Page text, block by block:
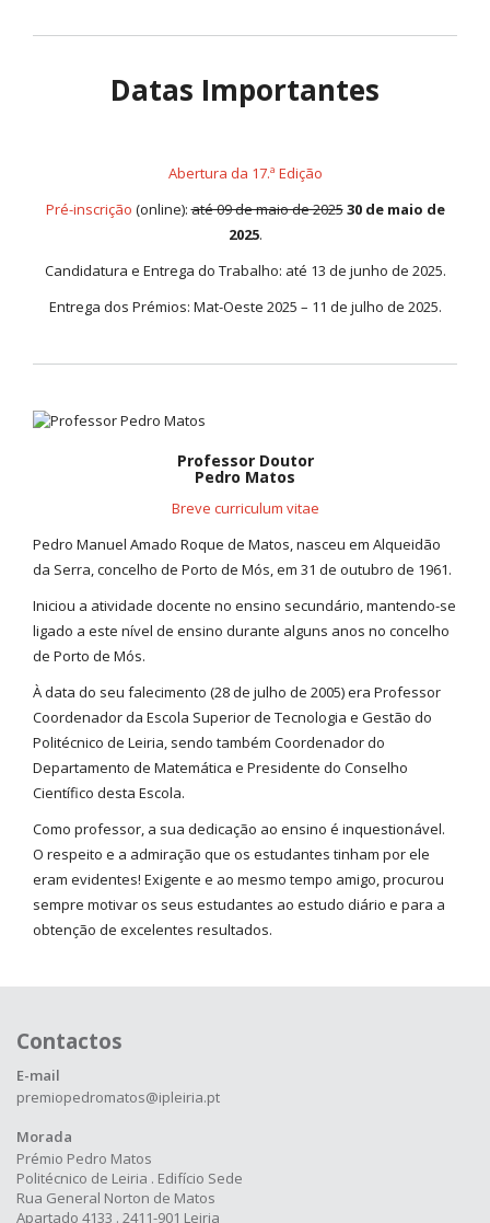
Datas Importantes
Abertura da 17.ª Edição
Pré-inscrição (online):até 09 de maio de 202530 de maio de
2025.
Candidatura e Entrega do Trabalho: até 13 de junho de 2025.
Entrega dos Prémios: Mat-Oeste 2025 – 11 de julho de 2025.
Professor Doutor
Pedro Matos
Breve curriculum vitae
Pedro Manuel Amado Roque de Matos, nasceu em Alqueidão
da Serra, concelho de Porto de Mós, em 31 de outubro de 1961.
Iniciou a atividade docente no ensino secundário, mantendo-se
ligado a este nível de ensino durante alguns anos no concelho
de Porto de Mós.
À data do seu falecimento (28 de julho de 2005) era Professor
Coordenador da Escola Superior de Tecnologia e Gestão do
Politécnico de Leiria, sendo também Coordenador do
Departamento de Matemática e Presidente do Conselho
Científico desta Escola.
Como professor, a sua dedicação ao ensino é inquestionável.
O respeito e a admiração que os estudantes tinham por ele
eram evidentes! Exigente e ao mesmo tempo amigo, procurou
sempre motivar os seus estudantes ao estudo diário e para a
obtenção de excelentes resultados.
Contactos
E-mail
premiopedromatos@ipleiria.pt
Morada
Prémio Pedro Matos
Politécnico de Leiria . Edifício Sede
Rua General Norton de Matos
Apartado 4133 . 2411-901 Leiria